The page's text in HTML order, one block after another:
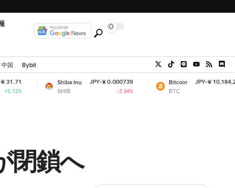
中国 Bybit
Shiba Inu
SHIB
JPY-¥ 0.000739
Bitcoin
BTC
JPY-¥ 10,184,266.62
閉鎖へ